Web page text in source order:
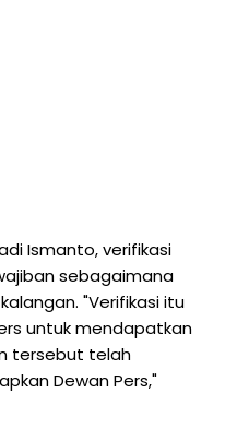
Ismanto, verifikasi
sebagaimana
"Verifikasi itu
untuk mendapatkan
tersebut telah
Dewan Pers,"